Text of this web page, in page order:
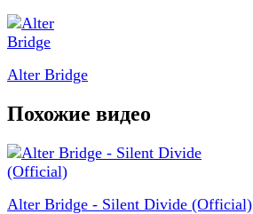
Alter Bridge
Похожие видео
Alter Bridge - Silent Divide (Official)